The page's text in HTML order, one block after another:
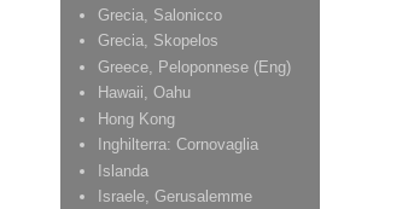
Grecia, Salonicco
Grecia, Skopelos
Greece, Peloponnese (Eng)
Hawaii, Oahu
Hong Kong
Inghilterra: Cornovaglia
Islanda
Israele, Gerusalemme